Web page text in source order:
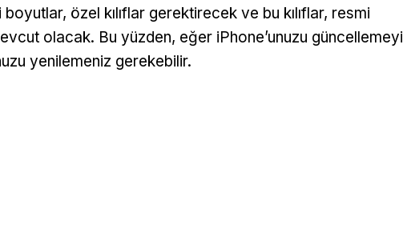
boyutlar, özel kılıflar gerektirecek ve bu kılıflar, resmi
olacak. Bu yüzden, eğer iPhone’unuzu güncellemeyi
yenilemeniz gerekebilir.